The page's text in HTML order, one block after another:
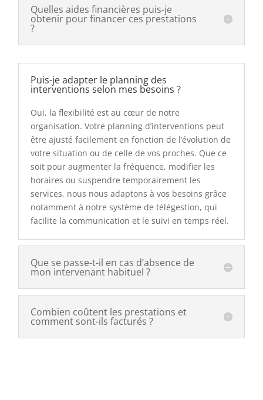
Quelles aides financières puis-je
obtenir pour financer ces prestations
?
Puis-je adapter le planning des
interventions selon mes besoins ?
Oui, la flexibilité est au cœur de notre
organisation. Votre planning d’interventions peut
être ajusté facilement en fonction de l’évolution de
votre situation ou de celle de vos proches. Que ce
soit pour augmenter la fréquence, modifier les
horaires ou suspendre temporairement les
services, nous nous adaptons à vos besoins grâce
notamment à notre système de télégestion, qui
facilite la communication et le suivi en temps réel.
Que se passe-t-il en cas d’absence de
mon intervenant habituel ?
Combien coûtent les prestations et
comment sont-ils facturés ?